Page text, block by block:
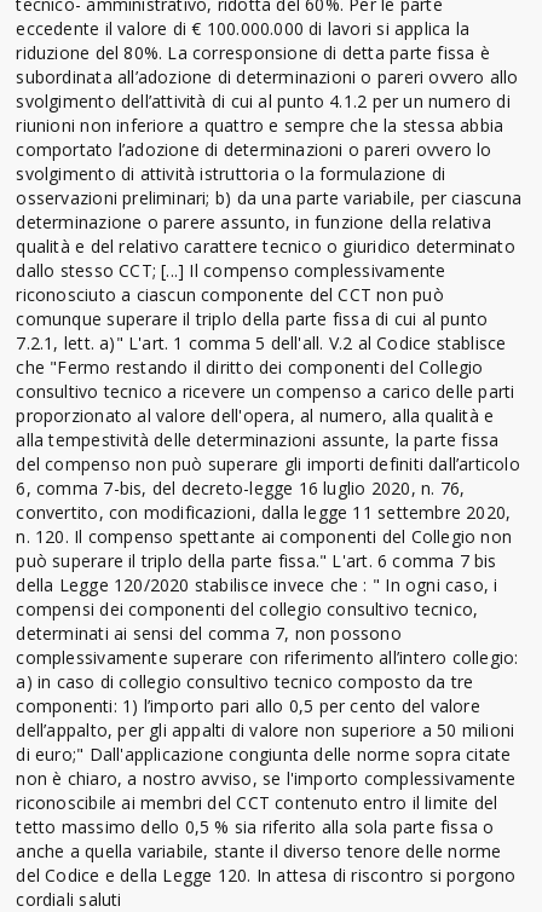
eccedente il valore di € 100.000.000 di lavori si applica la
riduzione del 80%. La corresponsione di detta parte fissa è
subordinata all’adozione di determinazioni o pareri ovvero allo
svolgimento dell’attività di cui al punto 4.1.2 per un numero di
riunioni non inferiore a quattro e sempre che la stessa abbia
comportato l’adozione di determinazioni o pareri ovvero lo
svolgimento di attività istruttoria o la formulazione di
osservazioni preliminari; b) da una parte variabile, per ciascuna
determinazione o parere assunto, in funzione della relativa
qualità e del relativo carattere tecnico o giuridico determinato
dallo stesso CCT; [...] Il compenso complessivamente
riconosciuto a ciascun componente del CCT non può
comunque superare il triplo della parte fissa di cui al punto
7.2.1, lett. a)" L'art. 1 comma 5 dell'all. V.2 al Codice stablisce
che "Fermo restando il diritto dei componenti del Collegio
consultivo tecnico a ricevere un compenso a carico delle parti
proporzionato al valore dell'opera, al numero, alla qualità e
alla tempestività delle determinazioni assunte, la parte fissa
del compenso non può superare gli importi definiti dall’articolo
6, comma 7-bis, del decreto-legge 16 luglio 2020, n. 76,
convertito, con modificazioni, dalla legge 11 settembre 2020,
n. 120. Il compenso spettante ai componenti del Collegio non
può superare il triplo della parte fissa." L'art. 6 comma 7 bis
della Legge 120/2020 stabilisce invece che : " In ogni caso, i
compensi dei componenti del collegio consultivo tecnico,
determinati ai sensi del comma 7, non possono
complessivamente superare con riferimento all’intero collegio:
a) in caso di collegio consultivo tecnico composto da tre
componenti: 1) l’importo pari allo 0,5 per cento del valore
dell’appalto, per gli appalti di valore non superiore a 50 milioni
di euro;" Dall'applicazione congiunta delle norme sopra citate
non è chiaro, a nostro avviso, se l'importo complessivamente
riconoscibile ai membri del CCT contenuto entro il limite del
tetto massimo dello 0,5 % sia riferito alla sola parte fissa o
anche a quella variabile, stante il diverso tenore delle norme
del Codice e della Legge 120. In attesa di riscontro si porgono
cordiali saluti